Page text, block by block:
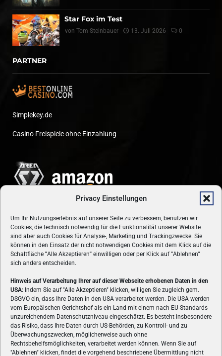
Privacy Einstellungen
Um Ihr Nutzungserlebnis auf unserer Seite zu verbessern, benutzen wir
Cookies, die technisch notwendig für die Funktionalität unserer Website
sind aber auch Cookies für Analyse-, Marketing und Trackingzwecke. Sie
können in den Einsatz der nicht notwendigen Cookies mit dem Klick auf die
Schaltfläche "Alle Akzeptieren" einwilligen oder per Klick auf"Ablehnen"
sich anders entscheiden.
Hinweis auf Verarbeitung Ihrer auf dieser Webseite erhobenen Daten in den
USA: Indem Sie auf "Alle Akzeptieren" klicken, willigen Sie zugleich gem.
DSGVO ein, dass Ihre Daten in den USA verarbeitet werden. Die USA werden
vom Europäischen Gerichtshof als ein Land mit einem nach EU-Standards
unzureichendem Datenschutzniveau eingeschätzt. Es besteht insbesondere
das Risiko, dass Ihre Daten durch US-Behörden, zu Kontroll- und zu
Überwachungszwecken, möglicherweise auch ohne
Rechtsbehelfsmöglichkeiten, verarbeitet werden können. Wenn Sie auf
"Ablehnen" klicken, findet die vorgehend beschriebene Übermittlung nicht
Star Fox im Test
von Tom Steinbauer 13. Juli 2026 0
PARTNER
Simplekey.de
Casino Freispiele ohne Einzahlung
ÜBER UNS
VON GAMERN, FÜR GAMER! Gamers.at ist das älteste Online-
Spielemagazin Österreichs und bringt täglich aktuelle News,
Reviews und Videos zu PC- und Konsolenspielen, Gaming-
Hardware und aus der Welt des e-Sport's.